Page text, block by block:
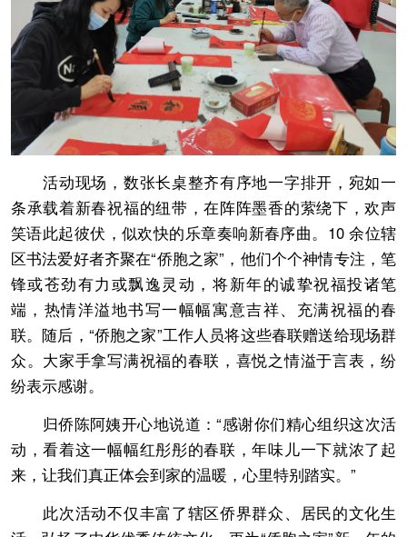
活动现场，数张长桌整齐有序地一字排开，宛如一
条承载着新春祝福的纽带，在阵阵墨香的萦绕下，欢声
笑语此起彼伏，似欢快的乐章奏响新春序曲。10 余位辖
区书法爱好者齐聚在“侨胞之家”，他们个个神情专注，笔
锋或苍劲有力或飘逸灵动，将新年的诚挚祝福投诸笔
端，热情洋溢地书写一幅幅寓意吉祥、充满祝福的春
联。随后，“侨胞之家”工作人员将这些春联赠送给现场群
众。大家手拿写满祝福的春联，喜悦之情溢于言表，纷
纷表示感谢。
归侨陈阿姨开心地说道：“感谢你们精心组织这次活
动，看着这一幅幅红彤彤的春联，年味儿一下就浓了起
来，让我们真正体会到家的温暖，心里特别踏实。”
此次活动不仅丰富了辖区侨界群众、居民的文化生